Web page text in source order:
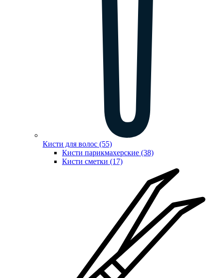
Кисти для волос (55)
Кисти парикмахерские (38)
Кисти сметки (17)